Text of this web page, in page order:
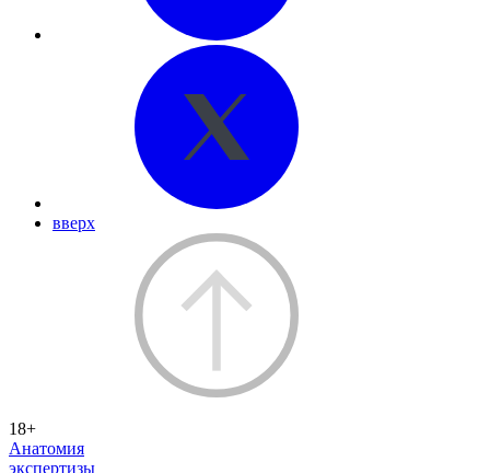
вверх
18+
Анатомия
экспертизы